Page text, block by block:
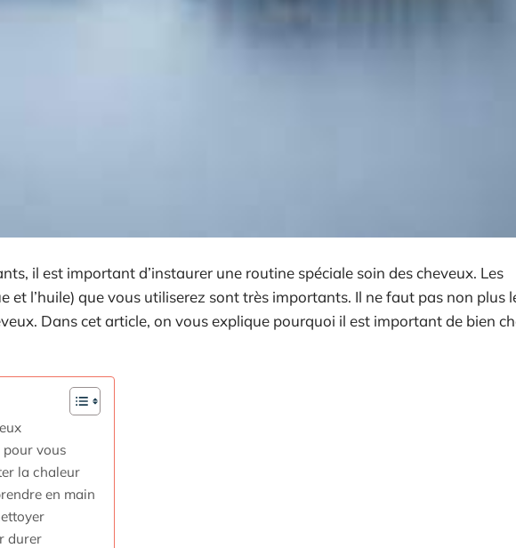
il est important d’instaurer une routine spéciale soin des cheveux. Les
et l’huile) que vous utiliserez sont très importants. Il ne faut pas non plus
Dans cet article, on vous explique pourquoi il est important de bien
pour vous
la chaleur
en main
durer